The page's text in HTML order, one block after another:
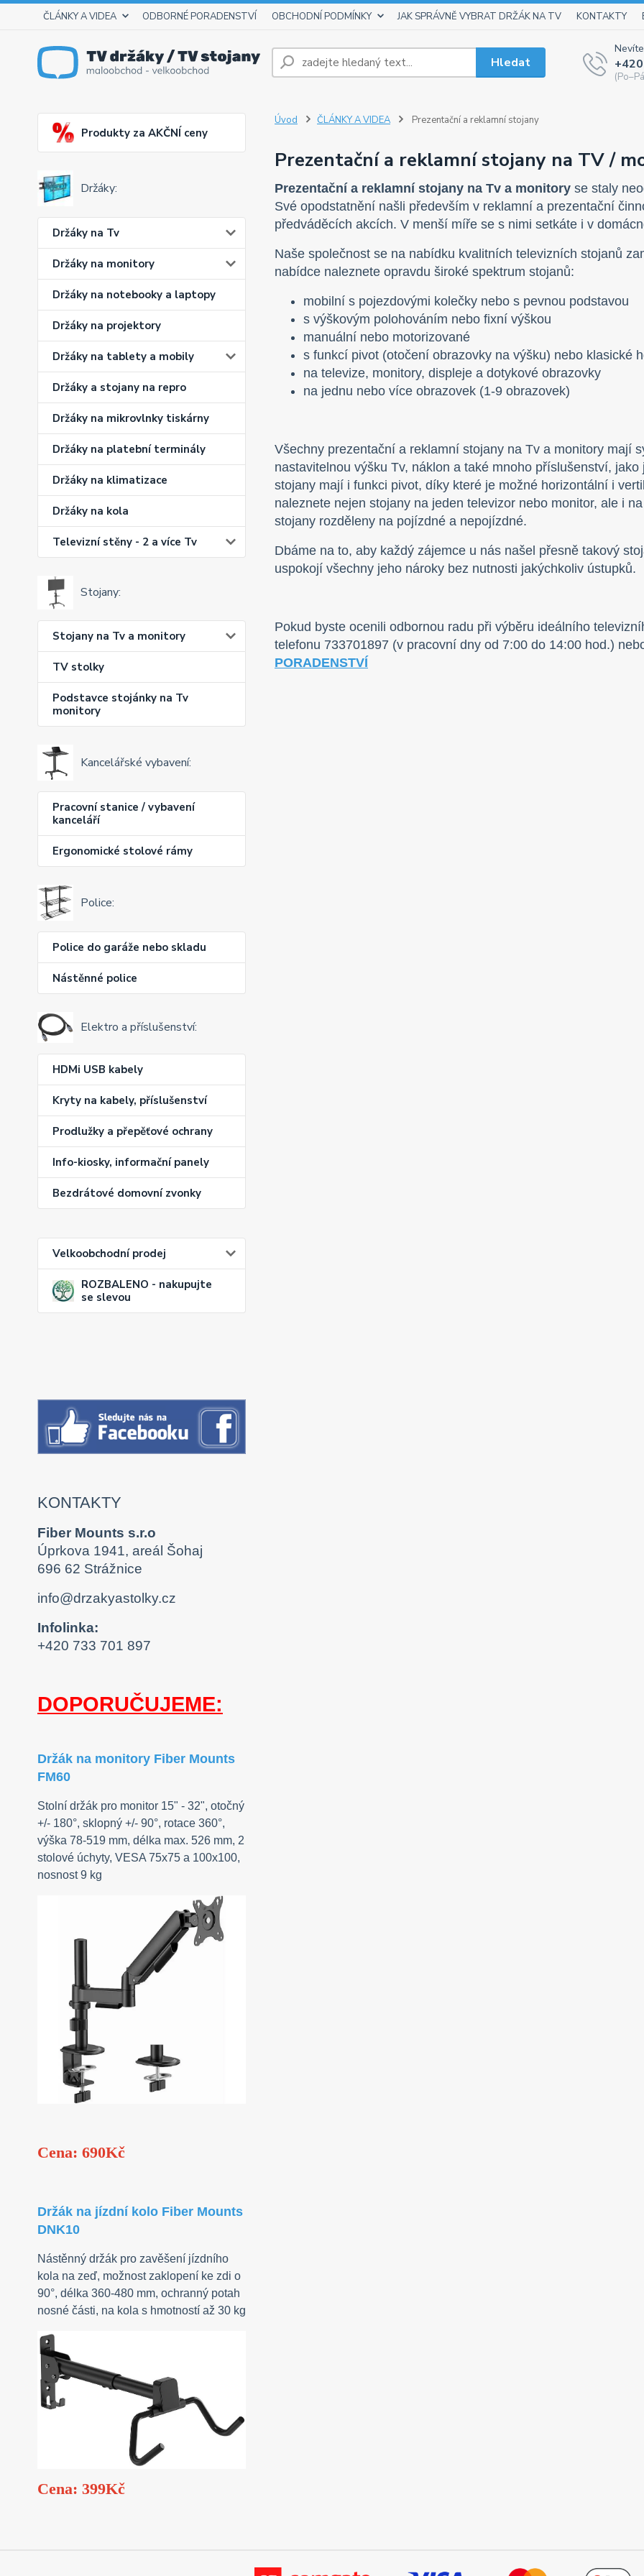
ČLÁNKY A VIDEA ODBORNÉ PORADENSTVÍ OBCHODNÍ PODMÍNKY JAK SPRÁVNĚ VYBRAT DRŽÁK NA TV KONTAKTY
Hledat
Produkty za AKČNÍ ceny
Držáky:
Držáky na Tv
Držáky na monitory
Držáky na notebooky a laptopy
Držáky na projektory
Držáky na tablety a mobily
Držáky a stojany na repro
Držáky na mikrovlnky tiskárny
Držáky na platební terminály
Držáky na klimatizace
Držáky na kola
Televizní stěny - 2 a více Tv
Stojany:
Stojany na Tv a monitory
TV stolky
Podstavce stojánky na Tv
monitory
Kancelářské vybavení:
Pracovní stanice / vybavení
kanceláří
Ergonomické stolové rámy
Police:
Police do garáže nebo skladu
Nástěnné police
Elektro a příslušenství:
HDMi USB kabely
Kryty na kabely, příslušenství
Prodlužky a přepěťové ochrany
Info-kiosky, informační panely
Bezdrátové domovní zvonky
Velkoobchodní prodej
ROZBALENO - nakupujte
se slevou
KONTAKTY
Fiber Mounts s.r.o
Úprkova 1941, areál Šohaj
696 62 Strážnice
info@drzakyastolky.cz
Infolinka:
+420 733 701 897
DOPORUČUJEME:
Držák na monitory Fiber Mounts
FM60
Stolní držák pro monitor 15" - 32", otočný
+/- 180°, sklopný +/- 90°, rotace 360°,
výška 78-519 mm, délka max. 526 mm, 2
stolové úchyty, VESA 75x75 a 100x100,
nosnost 9 kg
Cena: 690Kč
Držák na jízdní kolo Fiber Mounts
DNK10
Nástěnný držák pro zavěšení jízdního
kola na zeď, možnost zaklopení ke zdi o
90°, délka 360-480 mm, ochranný potah
nosné části, na kola s hmotností až 30 kg
Cena: 399Kč
Úvod ČLÁNKY A VIDEA Prezentační a reklamní stojany
Prezentační a reklamní stojany na TV /
Prezentační a reklamní stojany na Tv a monitoryse staly
Své opodstatnění našli především v reklamní a prezentační
předváděcích akcích. V menší míře se s nimi setkáte i v
Naše společnost se na nabídku kvalitních televizních stojanů
nabídce naleznete opravdu široké spektrum stojanů:
mobilní s pojezdovými kolečky nebo s pevnou podstavou
s výškovým polohováním nebo fixní výškou
manuální nebo motorizované
s funkcí pivot (otočení obrazovky na výšku) nebo klasické
na televize, monitory, displeje a dotykové obrazovky
na jednu nebo více obrazovek (1-9 obrazovek)
Všechny prezentační a reklamní stojany na Tv a monitory mají
nastavitelnou výšku Tv, náklon a také mnoho příslušenství,
stojany mají i funkci pivot, díky které je možné horizontální i
naleznete nejen stojany na jeden televizor nebo monitor, ale i
stojany rozděleny na pojízdné a nepojízdné.
Dbáme na to, aby každý zájemce u nás našel přesně takový
uspokojí všechny jeho nároky bez nutnosti jakýchkoliv ústupků.
Pokud byste ocenili odbornou radu při výběru ideálního
telefonu 733701897 (v pracovní dny od 7:00 do 14:00 hod.)
PORADENSTVÍ